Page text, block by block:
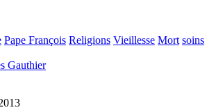
Pape François Religions Vieillesse Mort soins
Gauthier